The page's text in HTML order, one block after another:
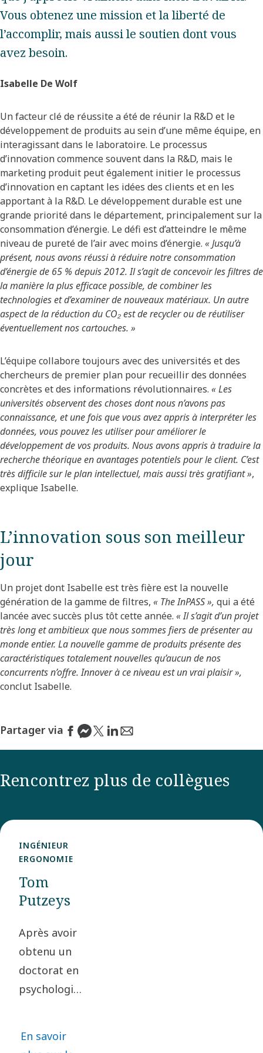
Vous obtenez une mission et la liberté de
l’accomplir, mais aussi le soutien dont vous
avez besoin.
Isabelle De Wolf
Un facteur clé de réussite a été de réunir la R&D et le
développement de produits au sein d’une même équipe, en
interagissant dans le laboratoire. Le processus
d’innovation commence souvent dans la R&D, mais le
marketing produit peut également initier le processus
d’innovation en captant les idées des clients et en les
apportant à la R&D. Le développement durable est une
grande priorité dans le département, principalement sur la
consommation d’énergie. Le défi est d’atteindre le même
niveau de pureté de l’air avec moins d’énergie. « Jusqu’à
présent, nous avons réussi à réduire notre consommation
d’énergie de 65 % depuis 2012. Il s’agit de concevoir les filtres de
la manière la plus efficace possible, de combiner les
technologies et d’examiner de nouveaux matériaux. Un autre
aspect de la réduction du CO₂ est de recycler ou de réutiliser
éventuellement nos cartouches. »
L’équipe collabore toujours avec des universités et des
chercheurs de premier plan pour recueillir des données
concrètes et des informations révolutionnaires. « Les
universités observent des choses dont nous n’avons pas
connaissance, et une fois que vous avez appris à interpréter les
données, vous pouvez les utiliser pour améliorer le
développement de vos produits. Nous avons appris à traduire la
recherche théorique en avantages potentiels pour le client. C’est
très difficile sur le plan intellectuel, mais aussi très gratifiant »,
explique Isabelle.
L’innovation sous son meilleur
jour
Un projet dont Isabelle est très fière est la nouvelle
génération de la gamme de filtres, « The InPASS », qui a été
lancée avec succès plus tôt cette année. « Il s’agit d’un projet
très long et ambitieux que nous sommes fiers de présenter au
monde entier. La nouvelle gamme de produits présente des
caractéristiques totalement nouvelles qu’aucun de nos
concurrents n’offre. Innover à ce niveau est un vrai plaisir »,
conclut Isabelle.
Partager via
Rencontrez plus de collègues
INGÉNIEUR
ERGONOMIE
Tom
Putzeys
Après avoir
obtenu un
doctorat en
psychologie,
En savoir